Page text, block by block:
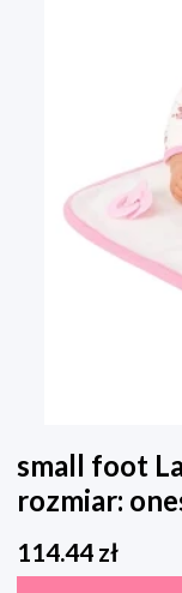
small foot
rozmiar:
114.44 zł